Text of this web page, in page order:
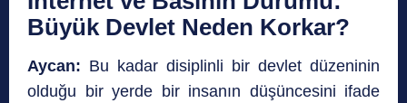
Büyük Devlet Neden Korkar?
Aycan: Bu kadar disiplinli bir devlet düzeninin
olduğu bir yerde bir insanın düşüncesini ifade